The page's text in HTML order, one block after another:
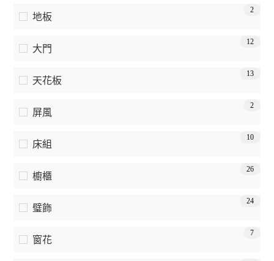
地板
2
大門
12
天花板
13
屏風
2
床組
10
櫥櫃
26
璧飾
24
窗花
7